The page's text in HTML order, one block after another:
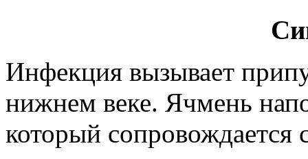
Инфекция вызывает
нижнем веке. Ячмень
который